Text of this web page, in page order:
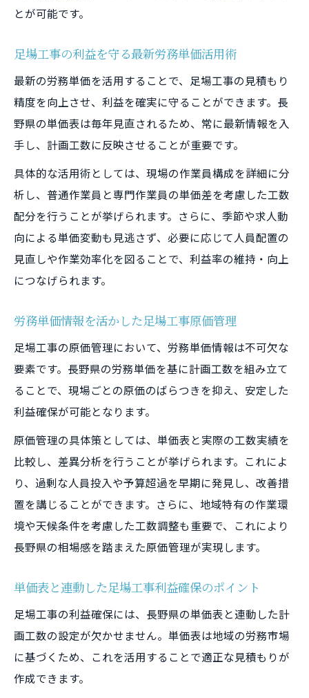
とが可能です。
足場工事の利益を守る最新労務単価活用術
最新の労務単価を活用することで、足場工事の見積もり
精度を向上させ、利益を確実に守ることができます。長
野県の単価表は毎年見直されるため、常に最新情報を入
手し、計画工数に反映させることが重要です。
具体的な活用術としては、現場の作業員構成を詳細に分
析し、普通作業員と専門作業員の単価差を考慮した工数
配分を行うことが挙げられます。さらに、季節や求人動
向による単価変動も見逃さず、必要に応じて人員配置の
見直しや作業効率化を図ることで、利益率の維持・向上
につなげられます。
労務単価情報を活かした足場工事原価管理
足場工事の原価管理において、労務単価情報は不可欠な
要素です。長野県の労務単価を基に計画工数を組み立て
ることで、現場ごとの原価のばらつきを抑え、安定した
利益確保が可能となります。
原価管理の具体策としては、単価表と実際の工数実績を
比較し、差異分析を行うことが挙げられます。これによ
り、過剰な人員投入や予算超過を早期に発見し、改善措
置を講じることができます。さらに、地域特有の作業環
境や天候条件を考慮した工数調整も重要で、これにより
長野県の相場感を踏まえた原価管理が実現します。
単価表と連動した足場工事利益確保のポイント
足場工事の利益確保には、長野県の単価表と連動した計
画工数の設定が欠かせません。単価表は地域の労務市場
に基づくため、これを活用することで適正な見積もりが
作成できます。